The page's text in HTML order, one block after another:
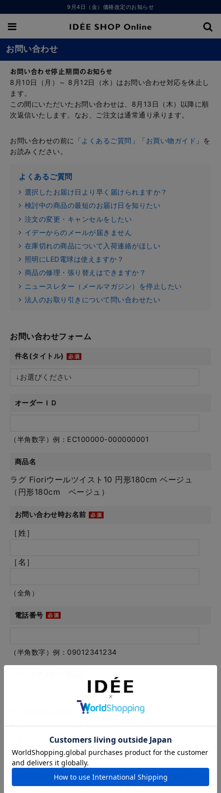
9月4日（金）価格改定のお知らせ
お問い合わせ
お問い合わせ停止期間のお知らせ
8月10日（月）～ 8月12日（水）はお問い合わせ対応を休止し
ます。
この間にいただいたお問い合わせは、8月13日（木）以降に順
次返信いたします。なお、ご注文は通常通り承ります。
お問い合わせの前に「よくあるご質問 」「お買い物ガイド 」を
お読みください。
よくあるご質問
選択したお届け日より早く届けられますか？
検討中の商品の最短のお届け日を知りたい
注文の変更・キャンセルをしたい
イデーからのメールが届きません
在庫切れの商品について入荷連絡がほしい
照明にLED電球は使えますか？
商品の修理・張り替えはできますか？
ニュースレター（メールマガジン）を停止したい
法人のお取り引きについて問い合わせたい
お問い合わせフォーム
件名(タイトル)
オーダーＩＤ
（半角数字）例：EC100000-000000001
商品名
ラグ Fioriウールツイスト10 円形180cm ベージュ
（円形180cm ベージュ）
お問い合わせ時お名前
［姓］
［名］
（全角）
電話番号
（半角数字）例：09012341234
例：info@example.com
※「.@ (@の前にドット)」、「.. (ドット2つ)」を含むメール
アドレスはご利用いただけません
内容
※商品に関するお問い合わせ、納期・お届けに関するお問い合
わせの場合には、お住まいの都道府県を必ずご記入ください。